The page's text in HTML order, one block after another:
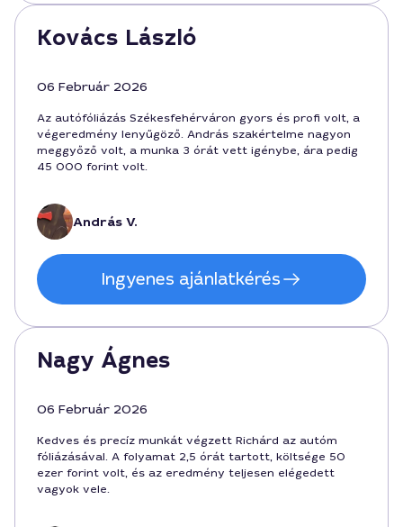
Kovács László
06 Február 2026
Az autófóliázás Székesfehérváron gyors és profi volt, a
végeredmény lenyűgöző. András szakértelme nagyon
meggyőző volt, a munka 3 órát vett igénybe, ára pedig
45 000 forint volt.
András V.
Ingyenes ajánlatkérés
Nagy Ágnes
06 Február 2026
Kedves és precíz munkát végzett Richárd az autóm
fóliázásával. A folyamat 2,5 órát tartott, költsége 50
ezer forint volt, és az eredmény teljesen elégedett
vagyok vele.